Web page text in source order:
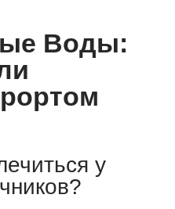
Воды:
у